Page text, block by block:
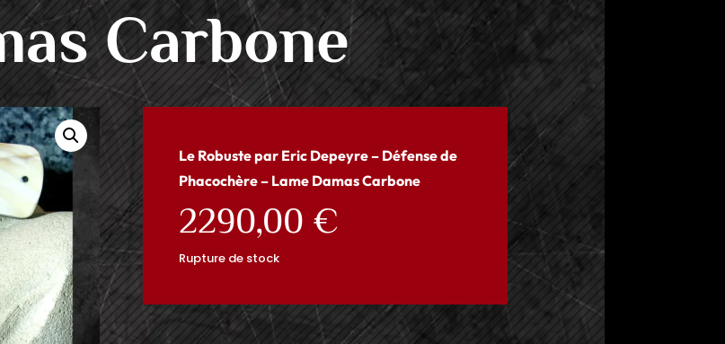
Carbone
Le Robuste par Eric Depeyre – Défense de
Phacochère – Lame Damas Carbone
2290,00 €
Rupture de stock